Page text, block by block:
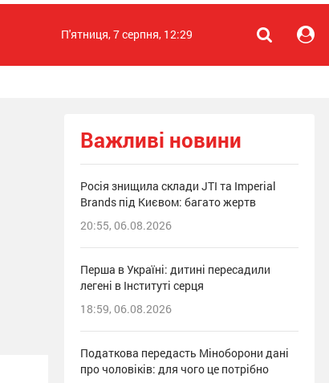
П'ятниця, 7 серпня, 12:29
Важливі новини
Росія знищила склади JTI та Imperial
Brands під Києвом: багато жертв
20:55, 06.08.2026
Перша в Україні: дитині пересадили
легені в Інституті серця
18:59, 06.08.2026
Податкова передасть Міноборони дані
про чоловіків: для чого це потрібно